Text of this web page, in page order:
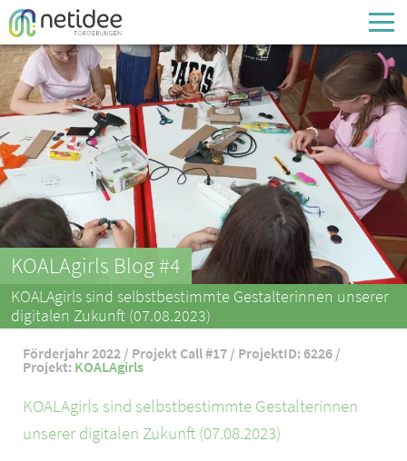
Enter your username or email address
Passwort
Passwort vergessen
KOALAgirls Blog #4
KOALAgirls sind selbstbestimmte Gestalterinnen unserer
digitalen Zukunft (07.08.2023)
Förderjahr 2022 / Projekt Call #17 / ProjektID: 6226 /
Projekt: KOALAgirls
KOALAgirls sind selbstbestimmte Gestalterinnen
unserer digitalen Zukunft (07.08.2023)